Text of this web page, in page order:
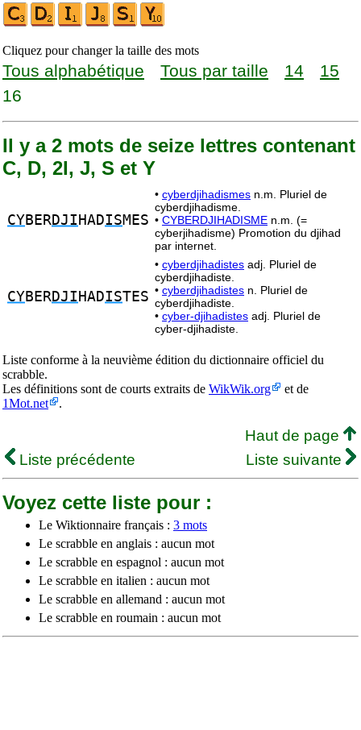
Cliquez pour changer la taille des mots
Tous alphabétique Tous par taille 14
15
16
Il y a 2 mots de seize lettres contenant
C, D, 2I, J, S et Y
CYBERDJI HADISMES
• cyberdjihadismes n.m. Pluriel de
cyberdjihadisme.
• CYBERDJIHADISME n.m. (=
cyberjihadisme) Promotion du djihad
par internet.
CYBERDJI HADISTES
• cyberdjihadistes adj. Pluriel de
cyberdjihadiste.
• cyberdjihadistes n. Pluriel de
cyberdjihadiste.
• cyber-djihadistes adj. Pluriel de
cyber-djihadiste.
Liste conforme à la neuvième édition du dictionnaire officiel du
scrabble.
Les définitions sont de courts extraits de WikWik.org
et de
1Mot.net
.
Haut de page
Liste précédente
Liste suivante
Voyez cette liste pour :
Le Wiktionnaire français : 3 mots
Le scrabble en anglais : aucun mot
Le scrabble en espagnol : aucun mot
Le scrabble en italien : aucun mot
Le scrabble en allemand : aucun mot
Le scrabble en roumain : aucun mot